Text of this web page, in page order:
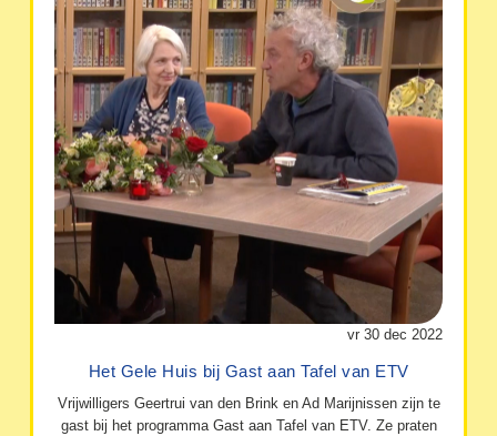
vr 30 dec 2022
Het Gele Huis bij Gast aan Tafel van ETV
Vrijwilligers Geertrui van den Brink en Ad Marijnissen zijn te
gast bij het programma Gast aan Tafel van ETV. Ze praten